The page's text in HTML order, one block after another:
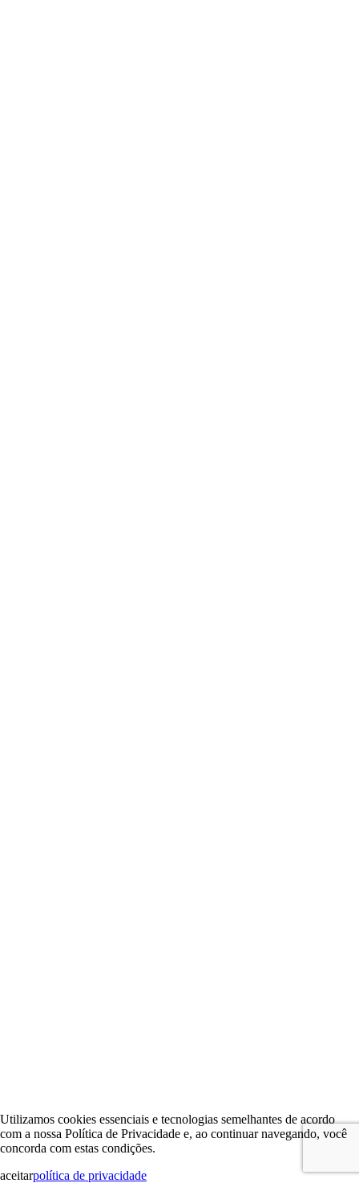
Utilizamos cookies essenciais e tecnologias semelhantes de acordo
com a nossa Política de Privacidade e, ao continuar navegando, você
concorda com estas condições.
aceitarpolítica de privacidade